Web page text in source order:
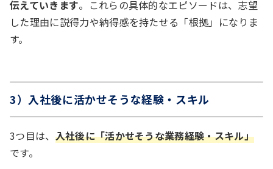
伝えていきます。これらの具体的なエピソードは、志望
した理由に説得力や納得感を持たせる「根拠」になりま
す。
3）入社後に活かせそうな経験・スキル
3つ目は、 入社後に「活かせそうな業務経験・スキル」
です。